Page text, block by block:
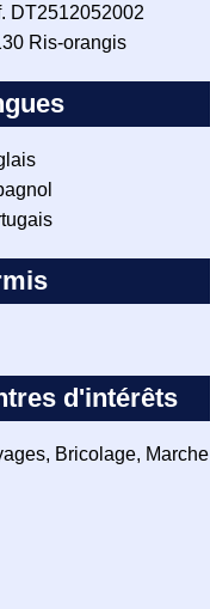
DT2512052002
Ris-orangis
d'intérêts
Bricolage, Marche